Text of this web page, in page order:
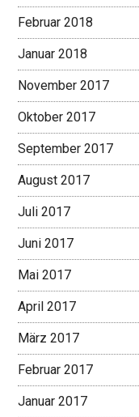
Februar 2018
Januar 2018
November 2017
Oktober 2017
September 2017
August 2017
Juli 2017
Juni 2017
Mai 2017
April 2017
März 2017
Februar 2017
Januar 2017